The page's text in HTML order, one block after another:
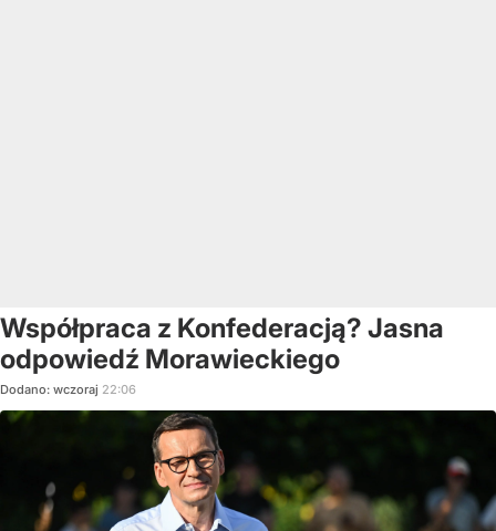
Współpraca z Konfederacją? Jasna
odpowiedź Morawieckiego
Dodano: wczoraj 22:06